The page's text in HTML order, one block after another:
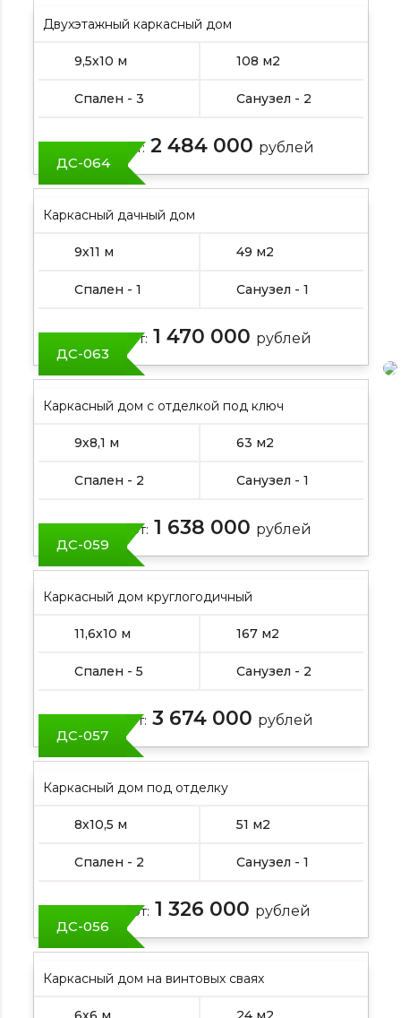
Двухэтажный каркасный дом
9,5х10 м 108 м2
Спален - 3 Санузел - 2
Цена от: 2 484 000 рублей
ДС-064
Каркасный дачный дом
9х11 м 49 м2
Спален - 1 Санузел - 1
Цена от: 1 470 000 рублей
ДС-063
Каркасный дом с отделкой под ключ
9х8,1 м 63 м2
Спален - 2 Санузел - 1
Цена от: 1 638 000 рублей
ДС-059
Каркасный дом круглогодичный
11,6х10 м 167 м2
Спален - 5 Санузел - 2
Цена от: 3 674 000 рублей
ДС-057
Каркасный дом под отделку
8х10,5 м 51 м2
Спален - 2 Санузел - 1
Цена от: 1 326 000 рублей
ДС-056
Каркасный дом на винтовых сваях